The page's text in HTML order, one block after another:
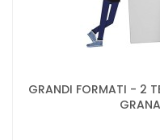
GRANDI FORMATI - 2